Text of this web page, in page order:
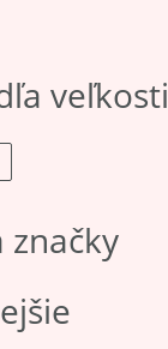
veľkosti
značky